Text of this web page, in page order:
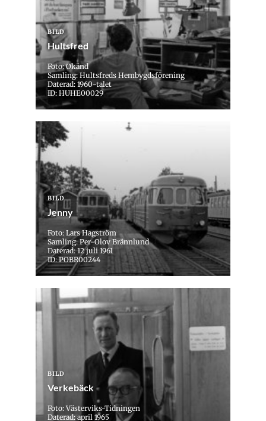
BILD
Hultsfred
Foto: Okänd
Samling: Hultsfreds Hembygdsförening
Daterad: 1960-talet
ID: HUHE00029
BILD
Jenny
Foto: Lars Hagström
Samling: Per-Olov Brännlund
Daterad: 12 juli 1961
ID: POBR00244
BILD
Verkebäck
Foto: Västerviks-Tidningen
Daterad: april 1965